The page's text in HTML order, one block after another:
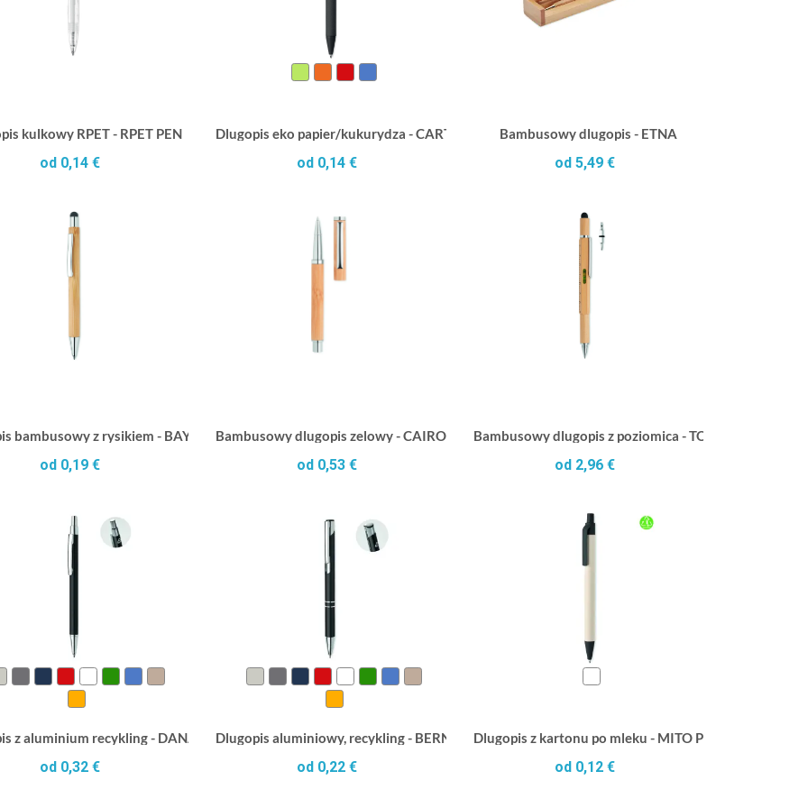
kulkowy RPET - RPET PEN
od 0,14 €
Dlugopis eko papier/kukurydza - CARTOON COLOURED
od 0,14 €
Bambusowy dlugopis - ETNA
od 5,49 €
bambusowy z rysikiem - BAYBA
od 0,19 €
Bambusowy dlugopis zelowy - CAIRO
od 0,53 €
Bambusowy dlugopis z poziomica - TOOLBAM
od 2,96 €
z aluminium recykling - DANA
od 0,32 €
Dlugopis aluminiowy, recykling - BERN RA
od 0,22 €
Dlugopis z kartonu po mleku - MITO PEN
od 0,12 €